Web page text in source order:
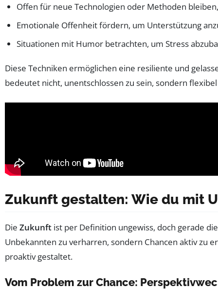
Offen für neue Technologien oder Methoden
Emotionale Offenheit fördern, um Unterstützung
Situationen mit Humor betrachten, um Stress
Diese Techniken ermöglichen eine resiliente und
bedeutet nicht, unentschlossen zu sein, sondern
Zukunft gestalten: Wie du mit
Die Zukunft ist per Definition ungewiss, doch gerade
Unbekannten zu verharren, sondern Chancen aktiv zu
proaktiv gestaltet.
Vom Problem zur Chance: